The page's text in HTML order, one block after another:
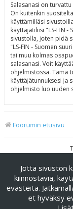
Salasanasi on
On kuitenkin
käyttämilläsi
käyttäjätiliisi "LS-FIN
sivustolla, joten pidä
"LS-FIN - Suomen
tai muu kolmas
salasanasi. Voit
ohjelmistossa. Tämä
käyttäjätunnuksesi ja
ohjelmisto luo uuden
Foorumin etusivu
Käännös:
phpBB
Jotta sivuston
kiinnostavia,
evästeitä.
et hyväksy